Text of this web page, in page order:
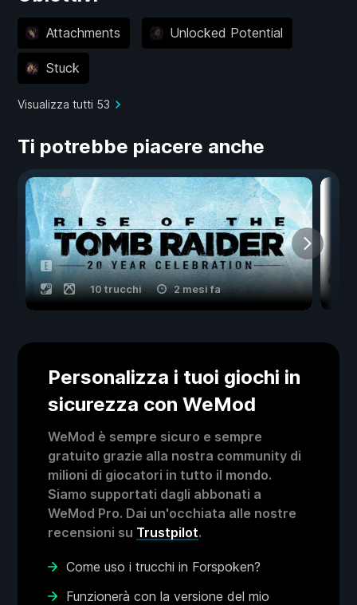
Attachments Unlocked Potential
Stuck
Visualizza tutti 53
Ti potrebbe piacere anche
10 trucchi 2 mesi fa
Personalizza i tuoi giochi in
sicurezza con WeMod
WeMod è sempre sicuro e sempre
gratuito grazie alla nostra community di
milioni di giocatori in tutto il mondo.
Siamo supportati dagli abbonati a
WeMod Pro. Dai un'occhiata alle nostre
recensioni su Trustpilot.
Come uso i trucchi in Forspoken?
Funzionerà con la versione del mio